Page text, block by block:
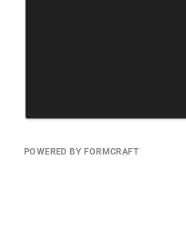
POWERED BY FORMCRAFT